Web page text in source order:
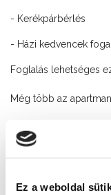
Ez a weboldal
- Kerékpárbérlés
- Házi kedvencek
Foglalás lehetséges
Még több az
is:https://
Cím: Siófok, Karinthy